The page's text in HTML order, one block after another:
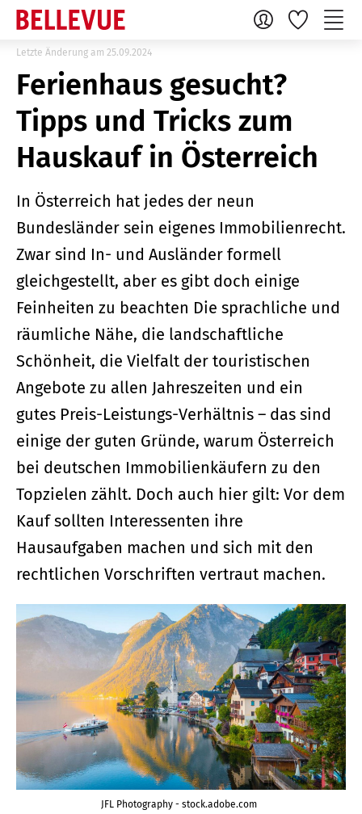
Letzte Änderung am 25.09.2024
Ferienhaus gesucht?
Tipps und Tricks zum
Hauskauf in Österreich
In Österreich hat jedes der neun
Bundesländer sein eigenes Immobilienrecht.
Zwar sind In- und Ausländer formell
gleichgestellt, aber es gibt doch einige
Feinheiten zu beachten Die sprachliche und
räumliche Nähe, die landschaftliche
Schönheit, die Vielfalt der touristischen
Angebote zu allen Jahreszeiten und ein
gutes Preis-Leistungs-Verhältnis – das sind
einige der guten Gründe, warum Österreich
bei deutschen Immobilienkäufern zu den
Topzielen zählt. Doch auch hier gilt: Vor dem
Kauf sollten Interessenten ihre
Hausaufgaben machen und sich mit den
rechtlichen Vorschriften vertraut machen.
JFL Photography - stock.adobe.com